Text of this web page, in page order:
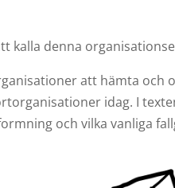
kalla denna
att hämta och
idag. I
och vilka vanliga